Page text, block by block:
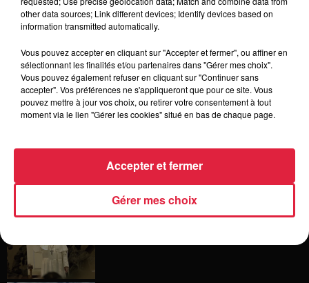
6 août 2026
Tags antisémites à Strasbourg :
6 août 2026
Au zoo de Mulhouse : rencontre
6 août 2026
other data sources; Link different devices; Identify devices based on
information transmitted automatically.
Vous pouvez accepter en cliquant sur "Accepter et fermer", ou affiner en
sélectionnant les finalités et/ou partenaires dans "Gérer mes choix".
Vous pouvez également refuser en cliquant sur "Continuer sans
accepter". Vos préférences ne s'appliqueront que pour ce site. Vous
pouvez mettre à jour vos choix, ou retirer votre consentement à tout
moment via le lien "Gérer les cookies" situé en bas de chaque page.
Gérer mes choix
Accepter et fermer